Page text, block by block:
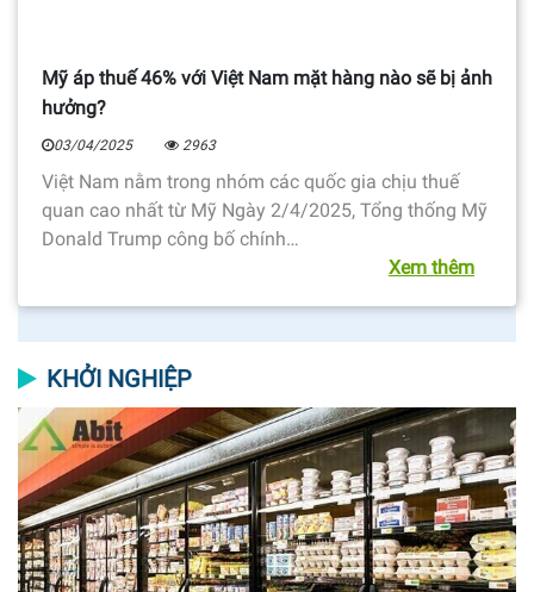
Mỹ áp thuế 46% với Việt Nam mặt hàng nào sẽ bị ảnh
hưởng?
03/04/2025 2963
Việt Nam nằm trong nhóm các quốc gia chịu thuế
quan cao nhất từ Mỹ Ngày 2/4/2025, Tổng thống Mỹ
Donald Trump công bố chính…
Xem thêm
KHỞI NGHIỆP